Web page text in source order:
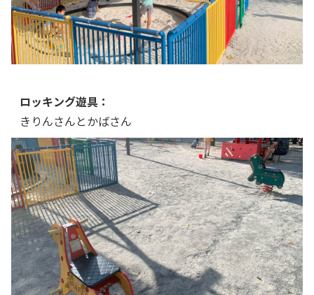
ロッキング遊具：
きりんさんとかばさん